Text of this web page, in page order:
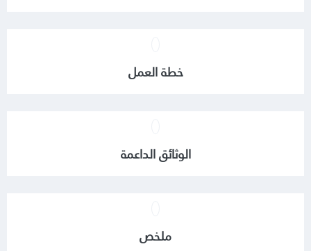
خطة العمل
الوثائق الداعمة
ملخص